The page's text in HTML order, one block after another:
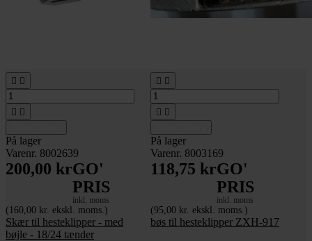
 
 
På lager
Varenr. 8002639
200,00 krGO'
PRIS
inkl. moms
(160,00 kr. ekskl. moms.)
Skær til hesteklipper - med
bøjle - 18/24 tænder
 
 
På lager
Varenr. 8003169
118,75 krGO'
PRIS
inkl. moms
(95,00 kr. ekskl. moms.)
bøs til hesteklipper ZXH-917